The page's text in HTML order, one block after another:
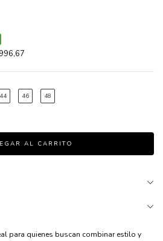
44 46 48
para quienes buscan combinar estilo y